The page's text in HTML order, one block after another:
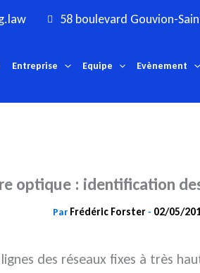
58 boulevard Gouvion-
Entreprise Equipe Evènement
optique : identification
Par Frédéric Forster - 02/05/
des réseaux fixes à très